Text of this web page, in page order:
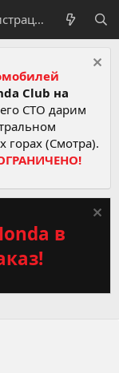
Регистрация
Club на
СТО дарим
горах (Смотра).
в